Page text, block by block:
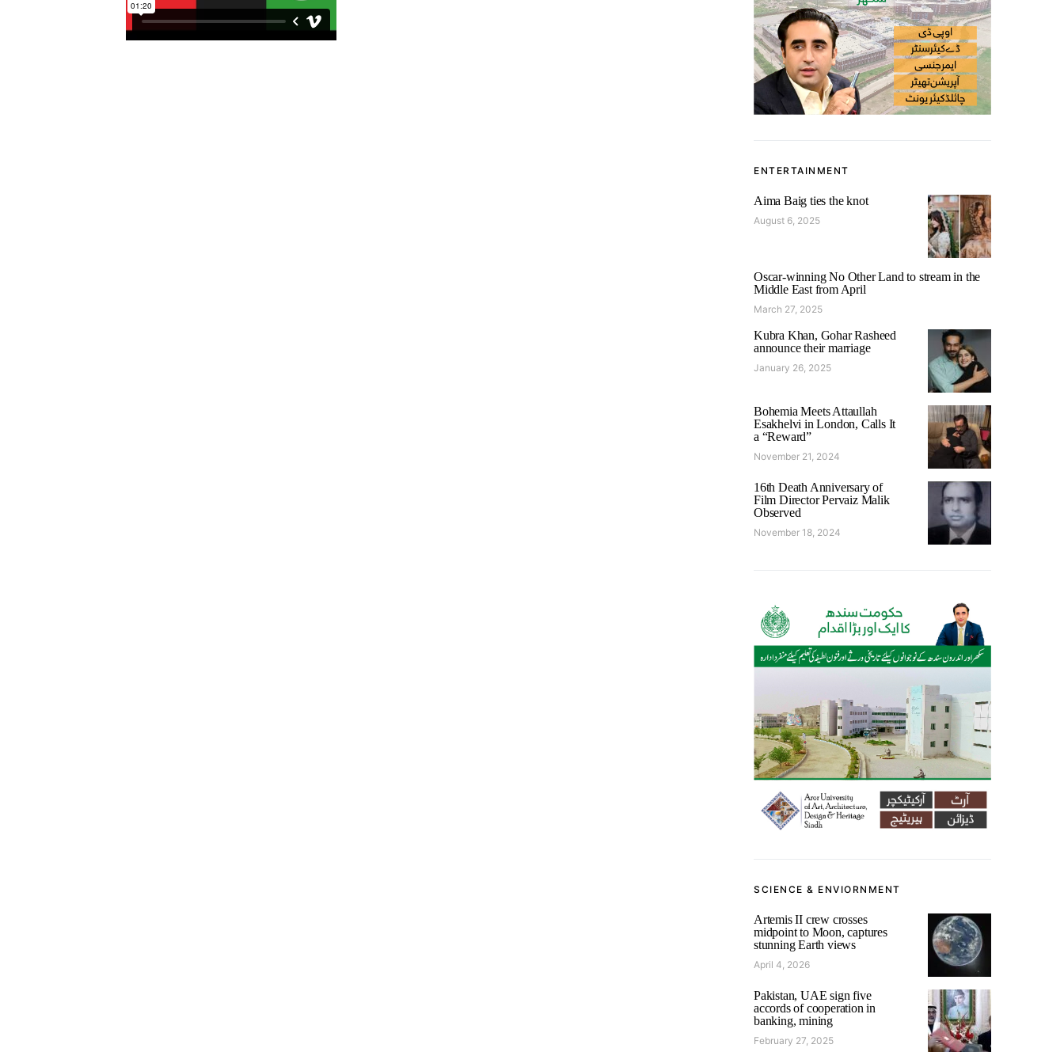
ENTERTAINMENT
Aima Baig ties the knot
August 6, 2025
Oscar-winning No Other Land to stream in the
Middle East from April
March 27, 2025
Kubra Khan, Gohar Rasheed
announce their marriage
January 26, 2025
Bohemia Meets Attaullah
Esakhelvi in London, Calls It
a “Reward”
November 21, 2024
16th Death Anniversary of
Film Director Pervaiz Malik
Observed
November 18, 2024
SCIENCE & ENVIORNMENT
Artemis II crew crosses
midpoint to Moon, captures
stunning Earth views
April 4, 2026
Pakistan, UAE sign five
accords of cooperation in
banking, mining
February 27, 2025